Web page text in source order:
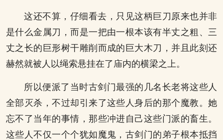
这还不算，仔细看去，只见这柄巨刀原来也并非
是什么金属刀，而是一把由一根本该有半丈之粗、三
丈之长的巨形树干雕削而成的巨大木刀，并且此刻还
赫然就被人以绳索悬挂在了庙内的横梁之上。
所以便派了当时古剑门最强的几名长老将这些人
全部灭杀，不过却引来了这些人身后的那个魔教。她
忘不了当年的事情，那些冲进自己这些门派的畜生。
这些人不仅一个个犹如魔鬼，古剑门的弟子根本抵挡